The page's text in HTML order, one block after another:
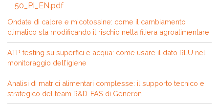
50_PI_EN.pdf
Ondate di calore e micotossine: come il cambiamento
climatico sta modificando il rischio nella filiera agroalimentare
ATP testing su superfici e acqua: come usare il dato RLU nel
monitoraggio dell’igiene
Analisi di matrici alimentari complesse: il supporto tecnico e
strategico del team R&D-FAS di Generon